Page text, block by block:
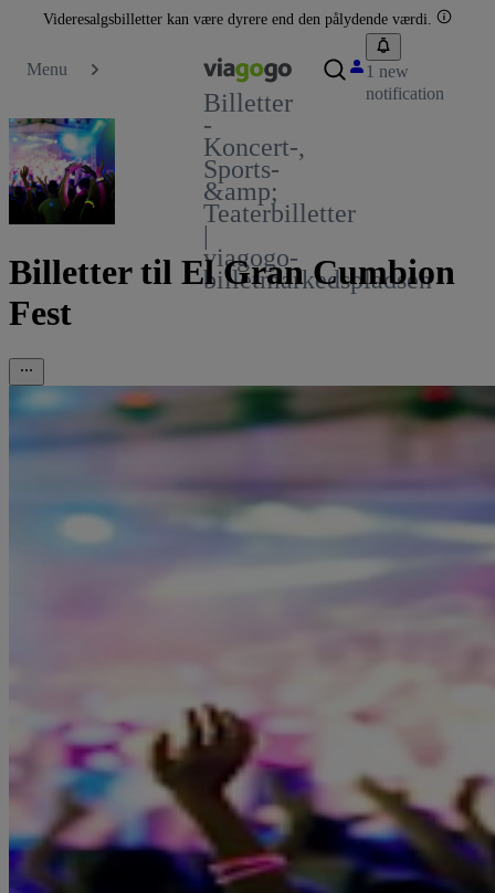
Videresalgsbilletter kan være dyrere end den pålydende værdi.
Menu
Billetter
-
Koncert-,
Sports-
&amp;
Teaterbilletter
|
viagogo-
billetmarkedspladsen
1 new
notification
Billetter til El Gran Cumbion
Fest